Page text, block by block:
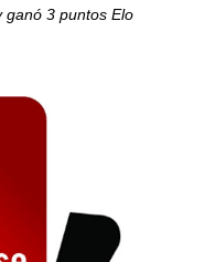
ganó 3 puntos Elo